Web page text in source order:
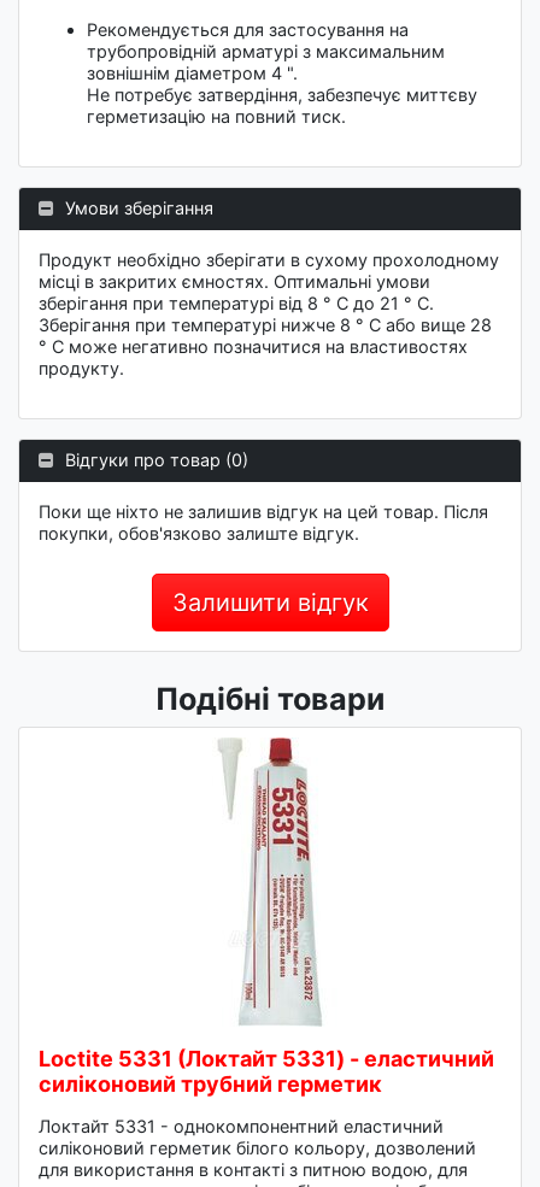
Рекомендується для застосування на
трубопровідній арматурі з максимальним
зовнішнім діаметром 4 ".
Не потребує затвердіння, забезпечує миттєву
герметизацію на повний тиск.
Умови зберігання
Продукт необхідно зберігати в сухому прохолодному
місці в закритих ємностях. Оптимальні умови
зберігання при температурі від 8 ° C до 21 ° C.
Зберігання при температурі нижче 8 ° C або вище 28
° C може негативно позначитися на властивостях
продукту.
Відгуки про товар (0)
Поки ще ніхто не залишив відгук на цей товар. Після
покупки, обов'язково залиште відгук.
Залишити відгук
Подібні товари
Loctite 5331 (Локтайт 5331) - еластичний
силіконовий трубний герметик
Локтайт 5331 - однокомпонентний еластичний
силіконовий герметик білого кольору, дозволений
для використання в контакті з питною водою, для